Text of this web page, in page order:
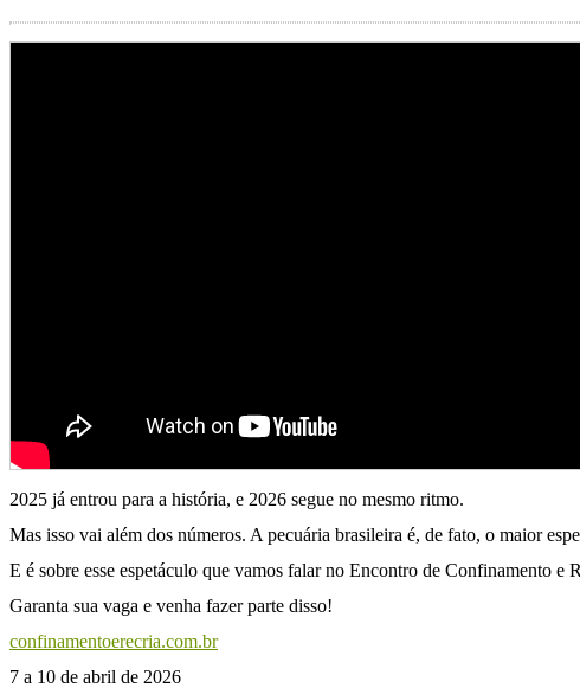
2025 já entrou para a história, e 2026 segue no mesmo ritmo.
Mas isso vai além dos números. A pecuária brasileira é, de fato, o maior
E é sobre esse espetáculo que vamos falar no Encontro de Confinamento
Garanta sua vaga e venha fazer parte disso!
confinamentoerecria.com.br
7 a 10 de abril de 2026